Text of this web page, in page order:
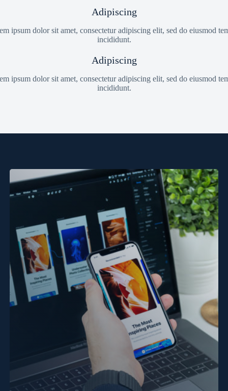
Adipiscing
ipsum dolor sit amet, consectetur adipiscing elit, sed do eiusmod
incididunt.
Adipiscing
ipsum dolor sit amet, consectetur adipiscing elit, sed do eiusmod
incididunt.